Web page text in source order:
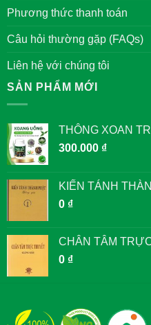
Phương thức thanh toán
Câu hỏi thường gặp (FAQs)
Liên hệ với chúng tôi
SẢN PHẨM MỚI
THÔNG XOAN
300.000 ₫
KIẾN TÁNH
0 ₫
CHÂN TÂM
0 ₫